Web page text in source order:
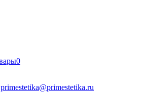
0
primestetika@primestetika.ru